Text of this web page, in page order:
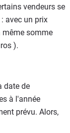
vendeurs se
avec un prix
même somme
).
date de
à l'année
prévu. Alors,